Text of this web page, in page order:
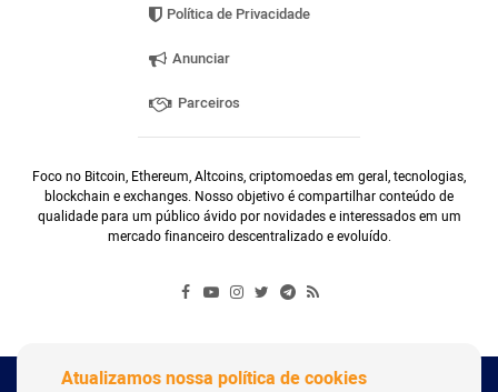
Política de Privacidade
Anunciar
Parceiros
Foco no Bitcoin, Ethereum, Altcoins, criptomoedas em geral, tecnologias,
blockchain e exchanges. Nosso objetivo é compartilhar conteúdo de
qualidade para um público ávido por novidades e interessados em um
mercado financeiro descentralizado e evoluído.
Atualizamos nossa política de cookies